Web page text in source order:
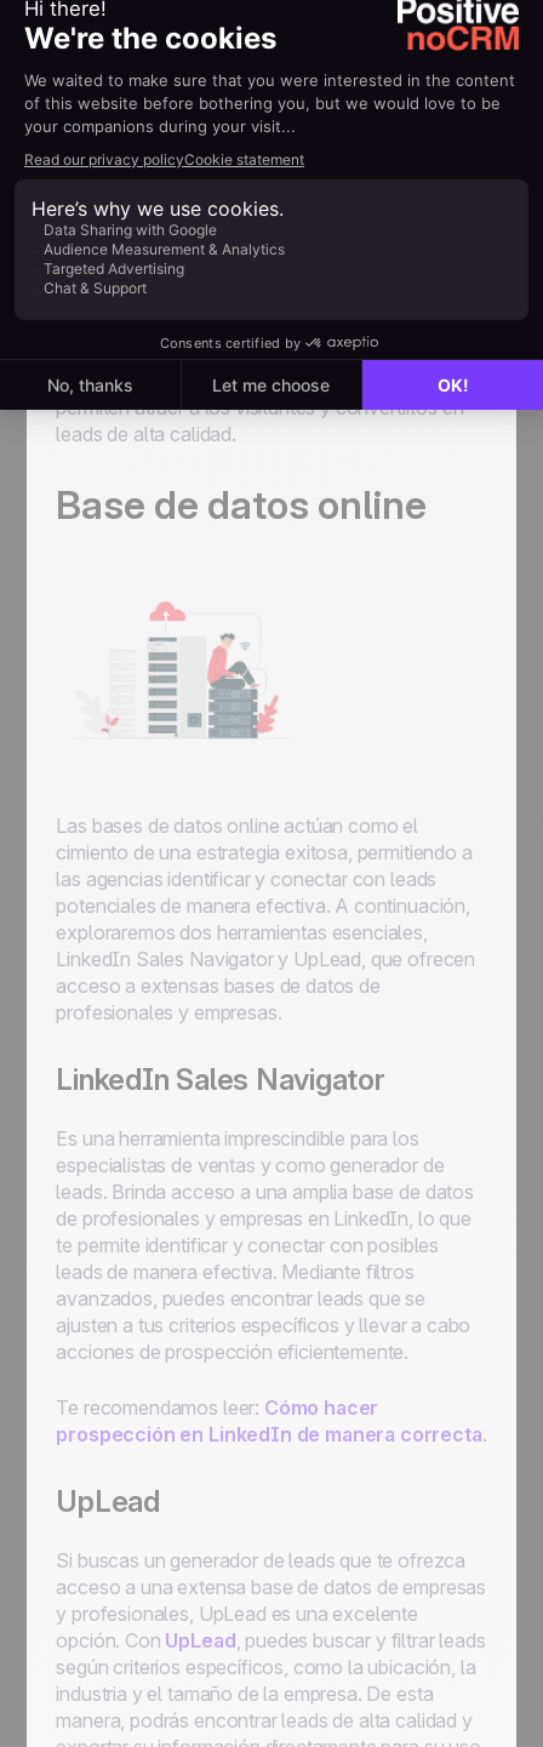
leads. Deben ser convincentes y orientadas a la
acción. Puedes utilizar herramientas como
Sarbacane Pages para crear páginas de destino
efectivas que conviertan a los visitantes en leads.
Sarbacane Pages
Si buscas crear páginas de destino atractivas y
altamente efectivas para tu agencia o tus clientes,
Sarbacane Pages
necesitas. Con esta solución, podrás diseñar
para la conversión de leads. Ofrece una variedad
de plantillas y herramientas de edición que te
permiten atraer a los visitantes y convertirlos en
leads de alta calidad.
Base de datos online
Las bases de datos online actúan como el
cimiento de una estrategia exitosa, permitiendo a
las agencias identificar y conectar con leads
potenciales de manera efectiva. A continuación,
exploraremos dos herramientas esenciales,
LinkedIn Sales Navigator y UpLead, que ofrecen
acceso a extensas bases de datos de
profesionales y empresas.
LinkedIn Sales Navigator
Es una herramienta imprescindible para los
especialistas de ventas y como generador de
leads. Brinda acceso a una amplia base de datos
de profesionales y empresas en LinkedIn, lo que
te permite identificar y conectar con posibles
leads de manera efectiva. Mediante filtros
avanzados, puedes encontrar leads que se
ajusten a tus criterios específicos y llevar a cabo
acciones de prospección eficientemente.
Te recomendamos leer: Cómo hacer
prospección en LinkedIn de manera correcta.
UpLead
Si buscas un generador de leads que te ofrezca
acceso a una extensa base de datos de empresas
y profesionales, UpLead es una excelente
opción. Con UpLead, puedes buscar y filtrar leads
según criterios específicos, como la ubicación, la
industria y el tamaño de la empresa. De esta
manera, podrás encontrar leads de alta calidad y